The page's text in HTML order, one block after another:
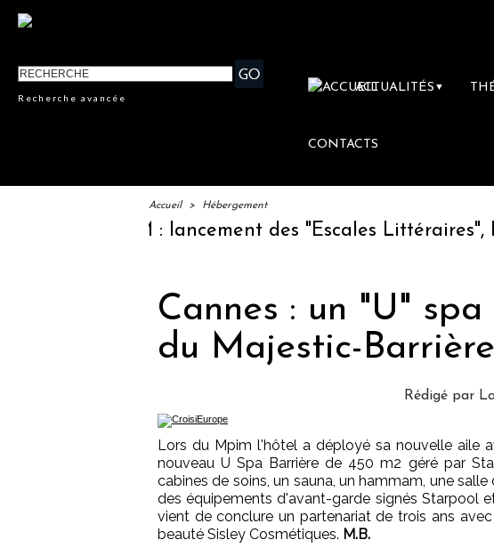
Recherche avancée
ACTUALITÉS ▼
CONTACTS
Accueil > Hébergement
IFTM : lancement des "Escales Littéraires", la
Cannes : un "U" spa
du Majestic-Barrière
Rédigé par
Lors du Mpim l'hôtel a déployé sa nouvelle aile
nouveau U Spa Barrière de 450 m2 géré par
cabines de soins, un sauna, un hammam, une
des équipements d'avant-garde signés Starpool
vient de conclure un partenariat de trois ans
beauté Sisley Cosmétiques. M.B.